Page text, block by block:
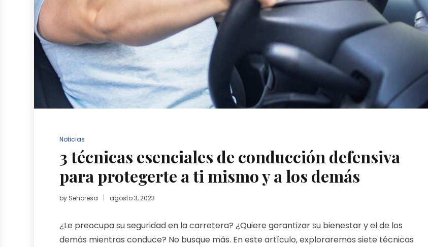
Noticias
3 técnicas esenciales de conducción defensiva
para protegerte a ti mismo y a los demás
by Sehoresa agosto 3, 2023
¿Le preocupa su seguridad en la carretera? ¿Quiere garantizar su bienestar y el de los
demás mientras conduce? No busque más. En este artículo, exploraremos siete técnicas